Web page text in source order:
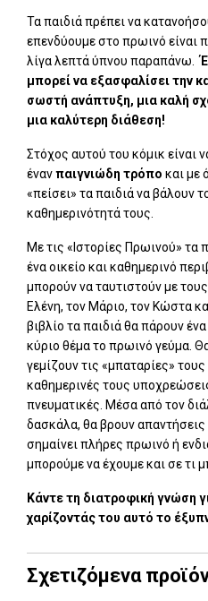
Τα παιδιά πρέπει να
επενδύουμε στο πρωινό είναι
λίγα λεπτά ύπνου παραπάνω.
μπορεί να εξασφαλίσει την
σωστή ανάπτυξη, μια καλή
μια καλύτερη διάθεση!
Στόχος αυτού του κόμικ είναι
ένανπαιγνιώδη τρόπο και με
«πείσει» τα παιδιά να βάλουν
καθημερινότητά τους.
Με τις «Ιστορίες Πρωινού» τα
ένα οικείο και καθημερινό
μπορούν να ταυτιστούν με
Ελένη, τον Μάριο, τον Κώστα
βιβλίο τα παιδιά θα πάρουν
κύριο θέμα το πρωινό γεύμα.
γεμίζουν τις «μπαταρίες»
καθημερινές τους
πνευματικές. Μέσα από τον
δασκάλα, θα βρουν
σημαίνει πλήρες πρωινό ή
μπορούμε να έχουμε και σε τι
Κάντε τη διατροφική γνώση
χαρίζοντάς του αυτό το
Σχετιζόμενα